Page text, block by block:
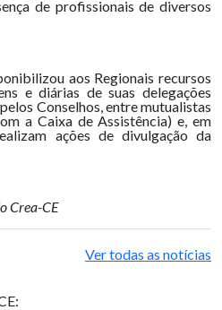
de profissionais de diversos
aos Regionais recursos
e diárias de suas delegações
Conselhos, entre mutualistas
a Caixa de Assistência) e, em
ações de divulgação da
Crea-CE
Ver todas as notícias